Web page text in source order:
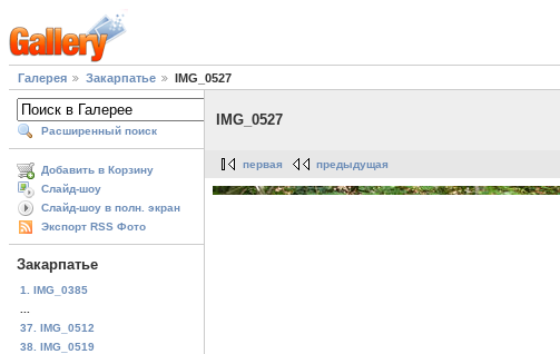
Галерея Закарпатье IMG_0527
Расширенный поиск
Добавить в Корзину
Слайд-шоу
Слайд-шоу в полн. экран
Экспорт RSS Фото
Закарпатье
1. IMG_0385
37. IMG_0512
38. IMG_0519
IMG_0527
первая предыдущая